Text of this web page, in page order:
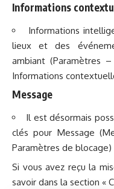
Informations
Informations
lieux et des
ambiant (Paramètres
Informations
Message
Il est désormais
clés pour Message
Paramètres de blocage)
Si vous avez reçu la
savoir dans la section «